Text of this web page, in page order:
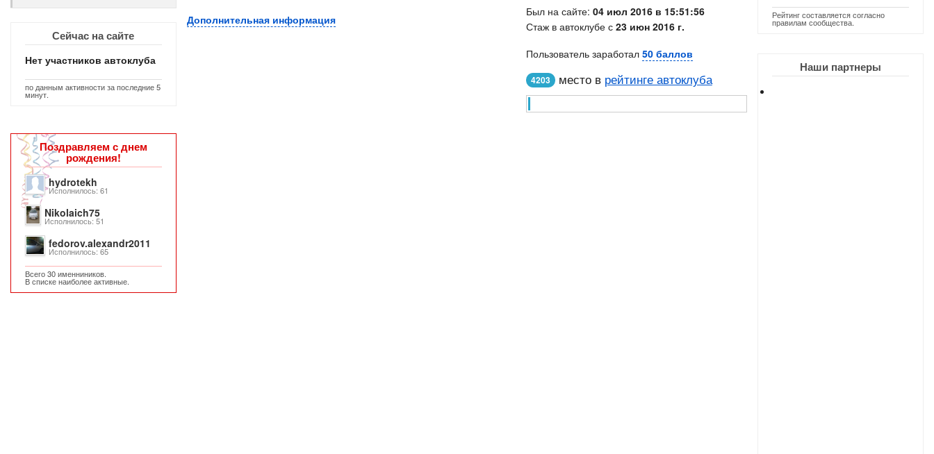
Рейтинг составляется согласно
правилам сообщества.
Наши партнеры
Дополнительная информация
Был на сайте: 04 июл 2016 в 15:51:56
Стаж в автоклубе с 23 июн 2016 г.
Пользователь заработал 50 баллов
4203 место в рейтинге автоклуба
Сейчас на сайте
Нет участников автоклуба
по данным активности за последние 5
минут.
Поздравляем с днем
рождения!
hydrotekh
Исполнилось: 61
Nikolaich75
Исполнилось: 51
fedorov.alexandr2011
Исполнилось: 65
Всего 30 именниников.
В списке наиболее активные.